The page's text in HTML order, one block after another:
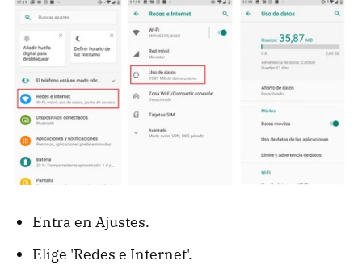
Entra en Ajustes.
Elige 'Redes e Internet'.